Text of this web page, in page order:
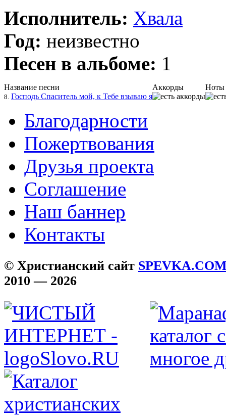
Исполнитель: Хвала
Год: неизвестно
Песен в альбоме: 1
Название песни Аккорды Ноты
8. Господь Спаситель мой, к Тебе взываю я
Благодарности
Пожертвования
Друзья проекта
Соглашение
Наш баннер
Контакты
© Христианский сайт
2010 — 2026